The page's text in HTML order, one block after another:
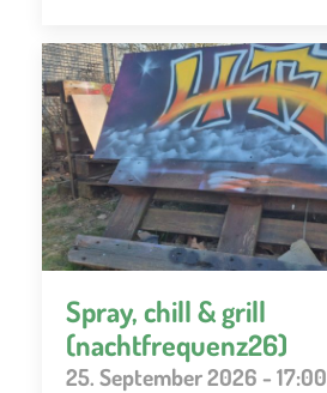
Spray, chill & grill
(nachtfrequenz26)
25. September 2026 - 17:00